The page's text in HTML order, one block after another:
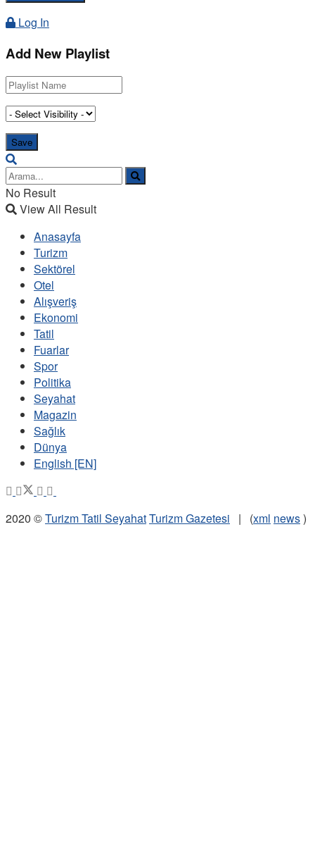
Log In
Add New Playlist
No Result
View All Result
Anasayfa
Turizm
Sektörel
Otel
Alışveriş
Ekonomi
Tatil
Fuarlar
Spor
Politika
Seyahat
Magazin
Sağlık
Dünya
English [EN]
2020 ©Turizm Tatil SeyahatTurizm Gazetesi | (xml news)